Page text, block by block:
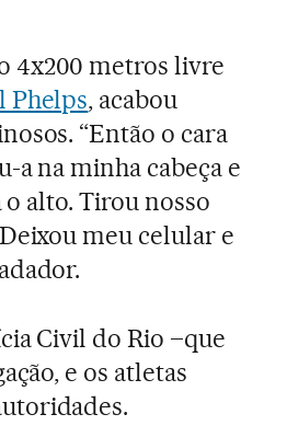
4x200 metros livre
Phelps, acabou
“Então o cara
a na minha cabeça e
o alto. Tirou nosso
meu celular e
Civil do Rio –que
e os atletas